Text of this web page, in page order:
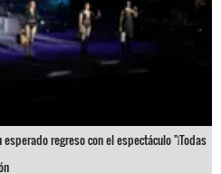
regreso con el espectáculo "¡Todas